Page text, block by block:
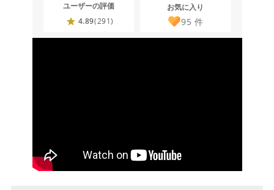
ユーザーの評価
4.89(291)
お気に入り
95 件